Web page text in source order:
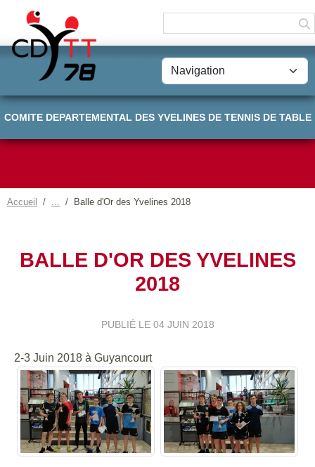
COMITE DEPARTEMENTAL DES YVELINES DE TENNIS DE TABLE
Accueil Balle d'Or des Yvelines 2018
BALLE D'OR DES YVELINES
2018
PUBLIÉ LE 04 JUIN 2018
2-3 Juin 2018 à Guyancourt
Panneau de gestion des cookies